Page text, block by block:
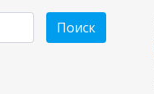
Поиск